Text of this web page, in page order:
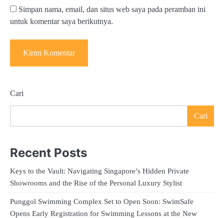
Simpan nama, email, dan situs web saya pada peramban ini
untuk komentar saya berikutnya.
Cari
Cari
Recent Posts
Keys to the Vault: Navigating Singapore’s Hidden Private
Showrooms and the Rise of the Personal Luxury Stylist
Punggol Swimming Complex Set to Open Soon: SwimSafe
Opens Early Registration for Swimming Lessons at the New